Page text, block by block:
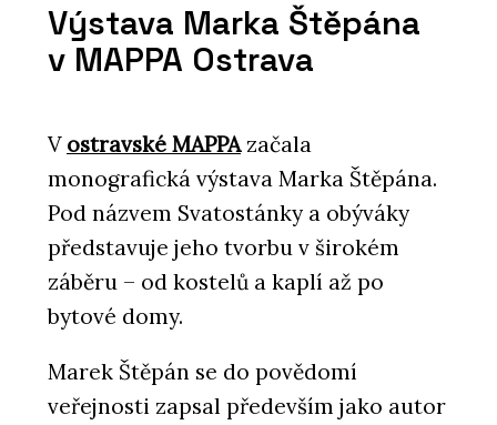
Výstava Marka Štěpána
v MAPPA Ostrava
V ostravské MAPPAzačala
monografická výstava Marka Štěpána.
Pod názvem Svatostánky a obýváky
představuje jeho tvorbu v širokém
záběru – od kostelů a kaplí až po
bytové domy.
Marek Štěpán se do povědomí
veřejnosti zapsal především jako autor